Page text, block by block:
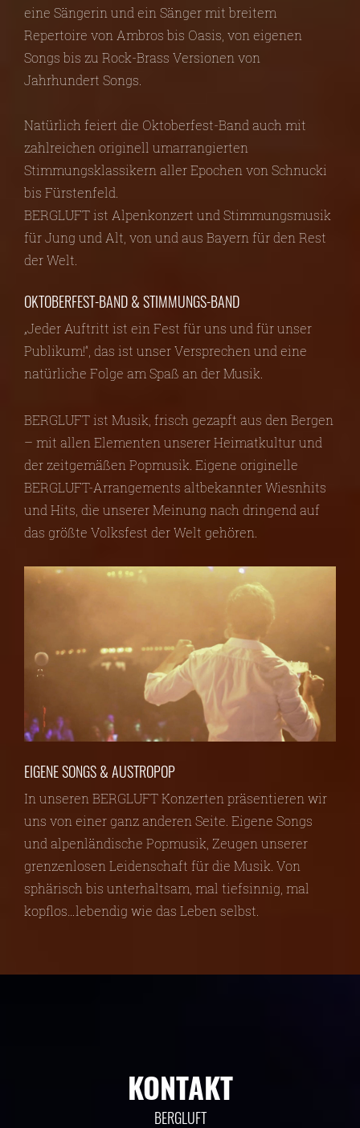
eine Sängerin und ein Sänger mit breitem
Repertoire von Ambros bis Oasis, von eigenen
Songs bis zu Rock-Brass Versionen von
Jahrhundert Songs.
Natürlich feiert die Oktoberfest-Band auch mit
zahlreichen originell umarrangierten
Stimmungsklassikern aller Epochen von Schnucki
bis Fürstenfeld.
BERGLUFT ist Alpenkonzert und Stimmungsmusik
für Jung und Alt, von und aus Bayern für den Rest
der Welt.
OKTOBERFEST-BAND & STIMMUNGS-BAND
„Jeder Auftritt ist ein Fest für uns und für unser
Publikum!“, das ist unser Versprechen und eine
natürliche Folge am Spaß an der Musik.
BERGLUFT ist Musik, frisch gezapft aus den Bergen
– mit allen Elementen unserer Heimatkultur und
der zeitgemäßen Popmusik. Eigene originelle
BERGLUFT-Arrangements altbekannter Wiesnhits
und Hits, die unserer Meinung nach dringend auf
das größte Volksfest der Welt gehören.
EIGENE SONGS & AUSTROPOP
In unseren BERGLUFT Konzerten präsentieren wir
uns von einer ganz anderen Seite. Eigene Songs
und alpenländische Popmusik, Zeugen unserer
grenzenlosen Leidenschaft für die Musik. Von
sphärisch bis unterhaltsam, mal tiefsinnig, mal
kopflos…lebendig wie das Leben selbst.
KONTAKT
BERGLUFT